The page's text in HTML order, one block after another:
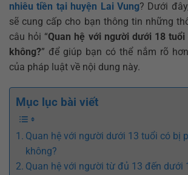
nhiêu tiền tại huyện Lai Vung? Dưới
sẽ cung cấp cho bạn thông tin những
câu hỏi “Quan hệ với người dưới 18
không?” để giúp bạn có thể nắm rõ
của pháp luật về nội dung này.
Mục lục bài viết
Quan hệ với người dưới 13 tuổi có bị
không?
Quan hệ với người từ đủ 13 đến dưới